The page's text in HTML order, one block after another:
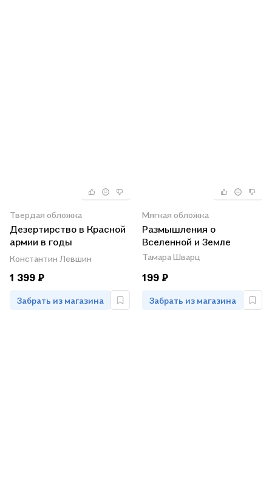
Твердая обложка
Дезертирство в Красной
армии в годы
Гражданской войны (по
Запада России)
Константин Левшин
1 399 ₽
Забрать из магазина
Мягкая обложка
Размышления о
Вселенной и Земле
Тамара Шварц
199 ₽
Забрать из магазина